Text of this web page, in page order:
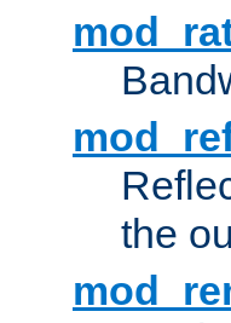
the